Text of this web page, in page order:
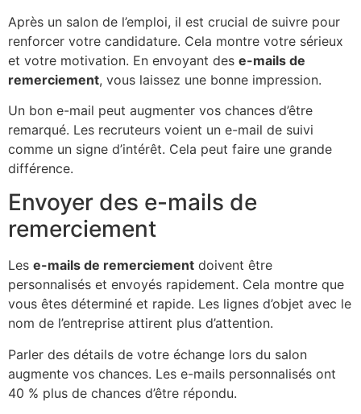
Après un salon de l’emploi, il est crucial de suivre pour
renforcer votre candidature. Cela montre votre sérieux
et votre motivation. En envoyant des e-mails de
remerciement, vous laissez une bonne impression.
Un bon e-mail peut augmenter vos chances d’être
remarqué. Les recruteurs voient un e-mail de suivi
comme un signe d’intérêt. Cela peut faire une grande
différence.
Envoyer des e-mails de
remerciement
Les e-mails de remerciement doivent être
personnalisés et envoyés rapidement. Cela montre que
vous êtes déterminé et rapide. Les lignes d’objet avec le
nom de l’entreprise attirent plus d’attention.
Parler des détails de votre échange lors du salon
augmente vos chances. Les e-mails personnalisés ont
40 % plus de chances d’être répondu.